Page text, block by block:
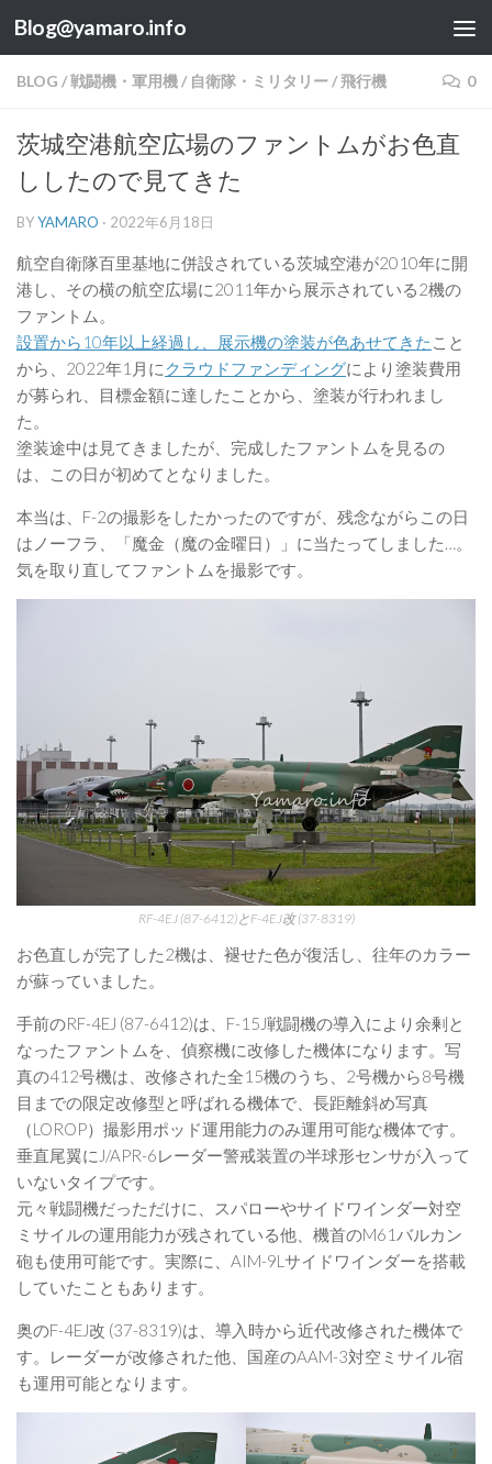
コンテンツへスキップ
Blog@yamaro.info
BLOG /戦闘機・軍用機/ 自衛隊・ミリタリー/ 飛行機 0
茨城空港航空広場のファントムがお色直
ししたので見てきた
BYYAMARO · 2022年6月18日
航空自衛隊百里基地に併設されている茨城空港が2010年に開
港し、その横の航空広場に2011年から展示されている2機の
ファントム。
設置から10年以上経過し、展示機の塗装が色あせてきた こと
から、2022年1月に クラウドファンディングにより塗装費用
が募られ、目標金額に達したことから、塗装が行われまし
た。
塗装途中は見てきましたが、完成したファントムを見るの
は、この日が初めてとなりました。
本当は、F-2の撮影をしたかったのですが、残念ながらこの日
はノーフラ、「魔金（魔の金曜日）」に当たってしました…。
気を取り直してファントムを撮影です。
RF-4EJ (87-6412)とF-4EJ改 (37-8319)
お色直しが完了した2機は、褪せた色が復活し、往年のカラー
が蘇っていました。
手前のRF-4EJ (87-6412)は、F-15J戦闘機の導入により余剰と
なったファントムを、偵察機に改修した機体になります。写
真の412号機は、改修された全15機のうち、2号機から8号機
目までの限定改修型と呼ばれる機体で、長距離斜め写真
（LOROP）撮影用ポッド運用能力のみ運用可能な機体です。
垂直尾翼にJ/APR-6レーダー警戒装置の半球形センサが入って
いないタイプです。
元々戦闘機だっただけに、スパローやサイドワインダー対空
ミサイルの運用能力が残されている他、機首のM61バルカン
砲も使用可能です。実際に、AIM-9Lサイドワインダーを搭載
していたこともあります。
奥のF-4EJ改 (37-8319)は、導入時から近代改修された機体で
す。レーダーが改修された他、国産のAAM-3対空ミサイル宿
も運用可能となります。